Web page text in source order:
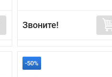
Звоните!
-50%